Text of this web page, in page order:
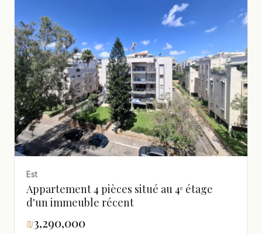
Est
Appartement 4 pièces situé au 4ᵉ étage
d'un immeuble récent
₪3,290,000